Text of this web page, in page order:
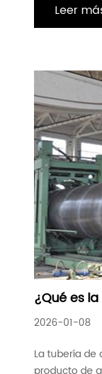
ParaLeer
¿Qué es
Q345 de
2026-01-08
La tubería de
producto de